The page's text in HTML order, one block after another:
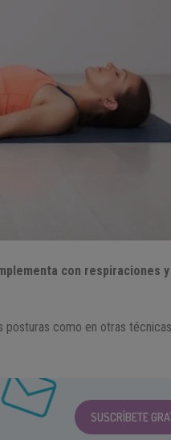
con respiraciones y
posturas como en otras
SUSCRÍBETE